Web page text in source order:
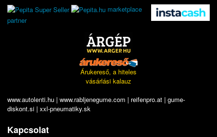
marketplace
partner
Árukereső, a hiteles
vásárlási kalauz
www.autolenti.hu | www.rabljenegume.com | reifenpro.at | gume-
diskont.si | xxl-pneumatiky.sk
Kapcsolat